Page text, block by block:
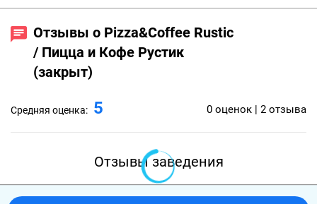
ожидания вкуса. Мы используем не только
итальянские продукты, но еще и готовим на
лопатках для пиццы, привезенных из Италии!
Отзывы о Pizza&Coffee Rustic
/ Пицца и Кофе Рустик
(закрыт)
Средняя оценка: 5 0 оценок | 2 отзыва
Отзывы заведения